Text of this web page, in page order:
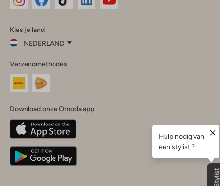
InstagramFacebook
Kies je land
NEDERLAND
je
land
Nederland
Belgique(Français)
Deutschland
Verzendmethodes
Download onze Omoda app